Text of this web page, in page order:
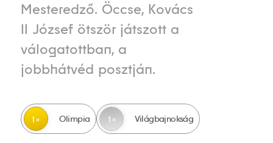
Mesteredző. Öccse, Kovács
II József ötször játszott a
válogatottban, a
jobbhátvéd posztján.
1 Olimpia 1 Világbajnokság